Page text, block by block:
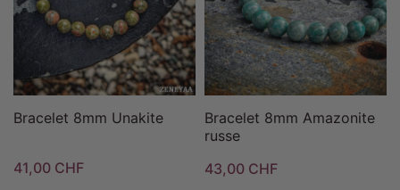
Bracelet 8mm Unakite
41,00 CHF
Bracelet 8mm Amazonite
russe
43,00 CHF